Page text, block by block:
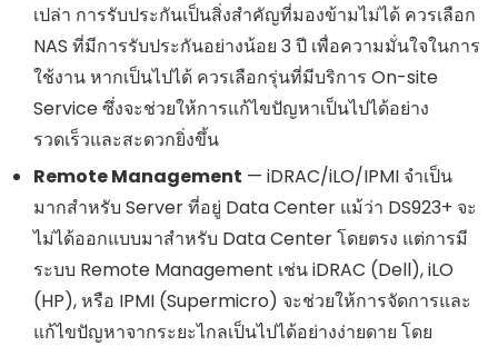
เปล่า การรับประกันเป็นสิ่งสำคัญที่มองข้ามไม่ได้ ควรเลือก
NAS ที่มีการรับประกันอย่างน้อย 3 ปี เพื่อความมั่นใจในการ
ใช้งาน หากเป็นไปได้ ควรเลือกรุ่นที่มีบริการ On-site
Service ซึ่งจะช่วยให้การแก้ไขปัญหาเป็นไปได้อย่าง
รวดเร็วและสะดวกยิ่งขึ้น
Remote Management — iDRAC/iLO/IPMI จำเป็น
มากสำหรับ Server ที่อยู่ Data Center แม้ว่า DS923+ จะ
ไม่ได้ออกแบบมาสำหรับ Data Center โดยตรง แต่การมี
ระบบ Remote Management เช่น iDRAC (Dell), iLO
(HP), หรือ IPMI (Supermicro) จะช่วยให้การจัดการและ
แก้ไขปัญหาจากระยะไกลเป็นไปได้อย่างง่ายดาย โดย